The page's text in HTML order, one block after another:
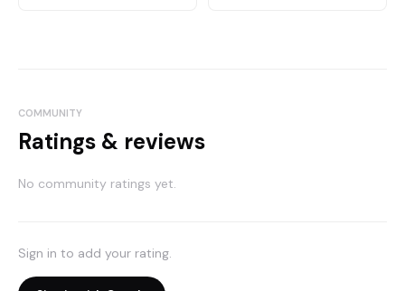
COMMUNITY
Ratings & reviews
No community ratings yet.
Sign in to add your rating.